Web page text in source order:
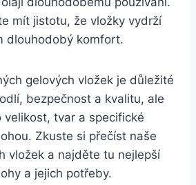
mít⁣ jistotu, že vložky vydrží‍
dlouhodobý ⁢komfort.
gelových ​vložek ‌je důležité
bezpečnost a​ kvalitu, ale
tvar ‌a specifické
Zkuste si přečíst naše
vložek a najděte tu⁢ nejlepší
a jejich potřeby.